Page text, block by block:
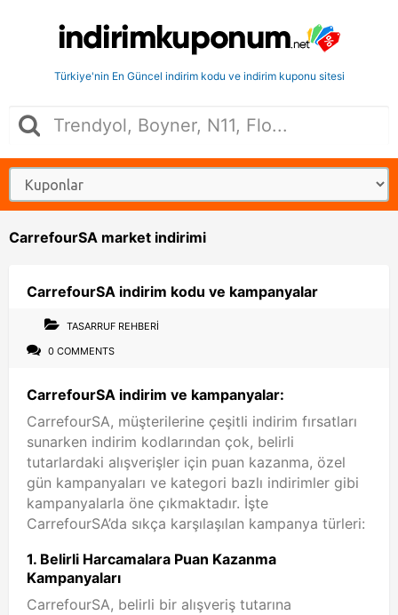
Türkiye'nin En Güncel indirim kodu ve indirim kuponu sitesi
CarrefourSA market indirimi
CarrefourSA indirim kodu ve kampanyalar
TASARRUF REHBERI
0 COMMENTS
CarrefourSA indirim ve kampanyalar:
CarrefourSA, müşterilerine çeşitli indirim fırsatları
sunarken indirim kodlarından çok, belirli
tutarlardaki alışverişler için puan kazanma, özel
gün kampanyaları ve kategori bazlı indirimler gibi
kampanyalarla öne çıkmaktadır. İşte
CarrefourSA’da sıkça karşılaşılan kampanya türleri:
1. Belirli Harcamalara Puan Kazanma
Kampanyaları
CarrefourSA, belirli bir alışveriş tutarına